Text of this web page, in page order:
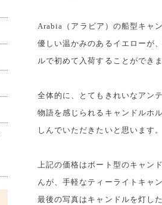
Arabia（アラビア）の船型キャ
優しい温かみのあるイエローが
ルで初めて入荷することができま
全体的に、とてもきれいなアン
物語を感じられるキャンドルホ
しんでいただきたいと思います。
上記の価格はボート型のキャン
んが、手軽なティーライトキャ
最後の写真はキャンドルを灯し